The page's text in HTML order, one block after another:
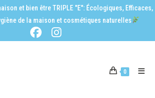
et bien être TRIPLE "E": Écologiques, Efficaces,
de la maison et cosmétiques naturelles
0